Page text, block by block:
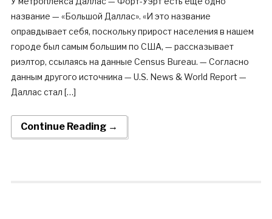
название — «Большой Даллас». «И это название
оправдывает себя, поскольку прирост населения в нашем
городе был самым большим по США, — рассказывает
риэлтор, ссылаясь на данные Census Bureau. — Согласно
данным другого источника — U.S. News & World Report —
Даллас стал […]
Continue Reading →